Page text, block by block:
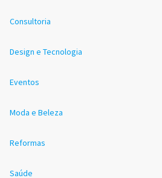
Consultoria
Design e Tecnologia
Eventos
Moda e Beleza
Reformas
Saúde